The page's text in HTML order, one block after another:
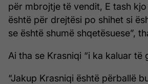
për mbrojtje të vendit, E tash
është për drejtësi po shihet si
se është shumë shqetësuese”,
Ai tha se Krasniqi “i ka kaluar të
“Jakup Krasniqi është përballë